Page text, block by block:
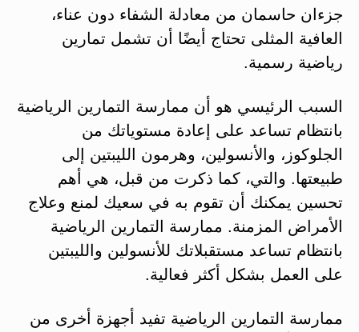
جزءان حاسمان من معادلة الشفاء دون عناء،
العافية المثلى تحتاج أيضًا أن تشمل تمارين
رياضية رسمية.
السبب الرئيسي هو أن ممارسة التمارين الرياضية
بانتظام تساعد على إعادة مستوياتك من
الجلوكوز، والأنسولين، وهرمون الليبتين إلى
طبيعتها. والتي، كما ذكرت من قبل، هي أهم
تحسين يمكنك أن تقوم به في سعيك لمنع وعلاج
الأمراض المزمنة. ممارسة التمارين الرياضية
بانتظام تساعد مستقبلاتك للأنسولين والليبتين
على العمل بشكل أكثر فعالية.
ممارسة التمارين الرياضية تفيد أجهزة أخرى من